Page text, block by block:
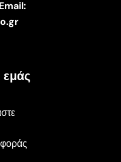
εμάς